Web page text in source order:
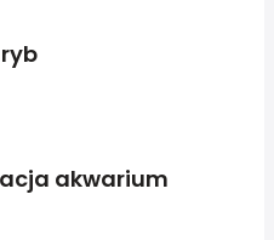
akwarium